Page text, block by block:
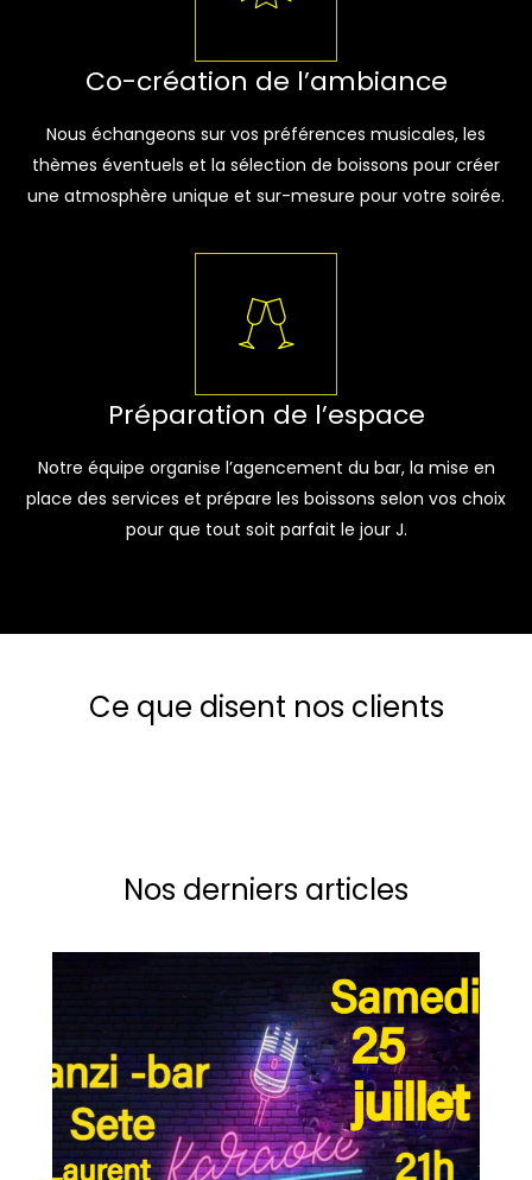
Co-création de l’ambiance
Nous échangeons sur vos préférences musicales, les
thèmes éventuels et la sélection de boissons pour créer
une atmosphère unique et sur-mesure pour votre soirée.
Préparation de l’espace
Notre équipe organise l’agencement du bar, la mise en
place des services et prépare les boissons selon vos choix
pour que tout soit parfait le jour J.
Ce que disent nos clients
Nos derniers articles